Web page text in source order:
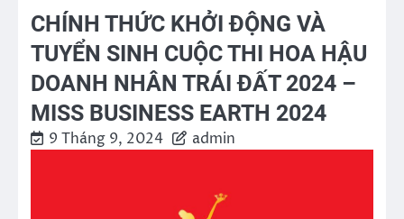
CHÍNH THỨC KHỞI ĐỘNG VÀ
TUYỂN SINH CUỘC THI HOA HẬU
DOANH NHÂN TRÁI ĐẤT 2024 –
MISS BUSINESS EARTH 2024
9 Tháng 9, 2024 admin